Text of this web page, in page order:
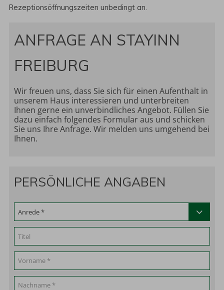
Rezeptionsöffnungszeiten unbedingt an.
ANFRAGE AN STAYINN
FREIBURG
Wir freuen uns, dass Sie sich für einen Aufenthalt in
unserem Haus interessieren und unterbreiten
Ihnen gerne ein unverbindliches Angebot. Füllen Sie
dazu einfach folgendes Formular aus und schicken
Sie uns Ihre Anfrage. Wir melden uns umgehend bei
Ihnen.
PERSÖNLICHE ANGABEN